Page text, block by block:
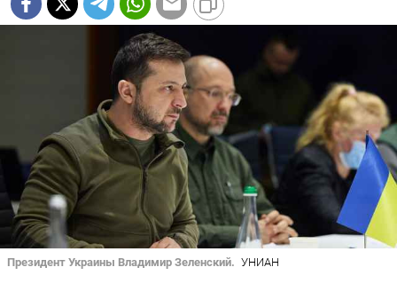
Президент Украины Владимир Зеленский. УНИАН